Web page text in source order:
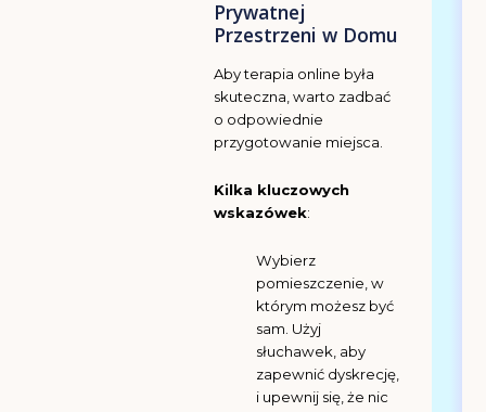
Prywatnej
Przestrzeni w Domu
Aby terapia online była
skuteczna, warto zadbać
o odpowiednie
przygotowanie miejsca.
Kilka kluczowych
wskazówek:
Wybierz
pomieszczenie, w
którym możesz być
sam. Użyj
słuchawek, aby
zapewnić dyskrecję,
i upewnij się, że nic